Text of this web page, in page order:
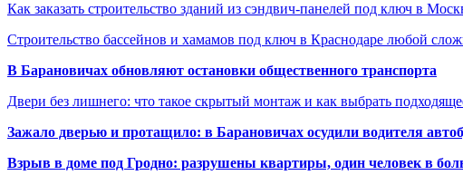
Как заказать строительство зданий из сэндвич-панелей под ключ в
Строительство бассейнов и хамамов под ключ в Краснодаре любой
В Барановичах обновляют остановки общественного транспорта
Двери без лишнего: что такое скрытый монтаж и как выбрать
Зажало дверью и протащило: в Барановичах осудили водителя
Взрыв в доме под Гродно: разрушены квартиры, один человек в